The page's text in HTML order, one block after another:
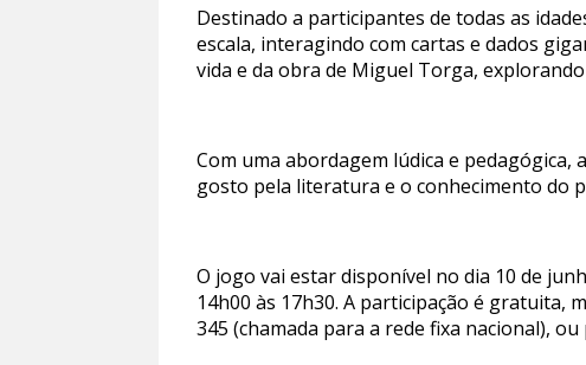
Destinado a participantes de todas as
escala, interagindo com cartas e dados
vida e da obra de Miguel Torga,
Com uma abordagem lúdica e
gosto pela literatura e o conhecimento do
O jogo vai estar disponível no dia 10 de
14h00 às 17h30. A participação é gratuita,
345 (chamada para a rede fixa nacional),